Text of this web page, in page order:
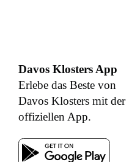
Davos Klosters App
Erlebe das Beste von
Davos Klosters mit der
offiziellen App.